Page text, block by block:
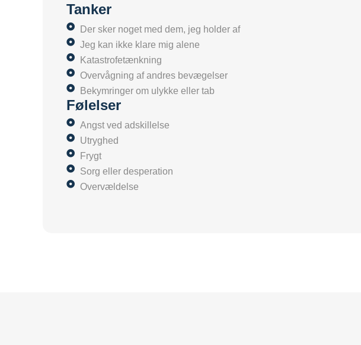
Tanker
Der sker noget med dem, jeg holder af
Jeg kan ikke klare mig alene
Katastrofetænkning
Overvågning af andres bevægelser
Bekymringer om ulykke eller tab
Følelser
Angst ved adskillelse
Utryghed
Frygt
Sorg eller desperation
Overvældelse